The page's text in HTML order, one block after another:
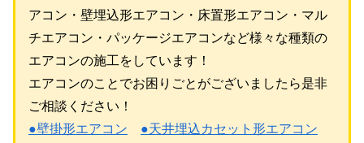
アコン・壁埋込形エアコン・床置形エアコン・マル
チエアコン・パッケージエアコンなど様々な種類の
エアコンの施工をしています！
エアコンのことでお困りごとがございましたら是非
ご相談ください！
●壁掛形エアコン
●天井埋込カセット形エアコン